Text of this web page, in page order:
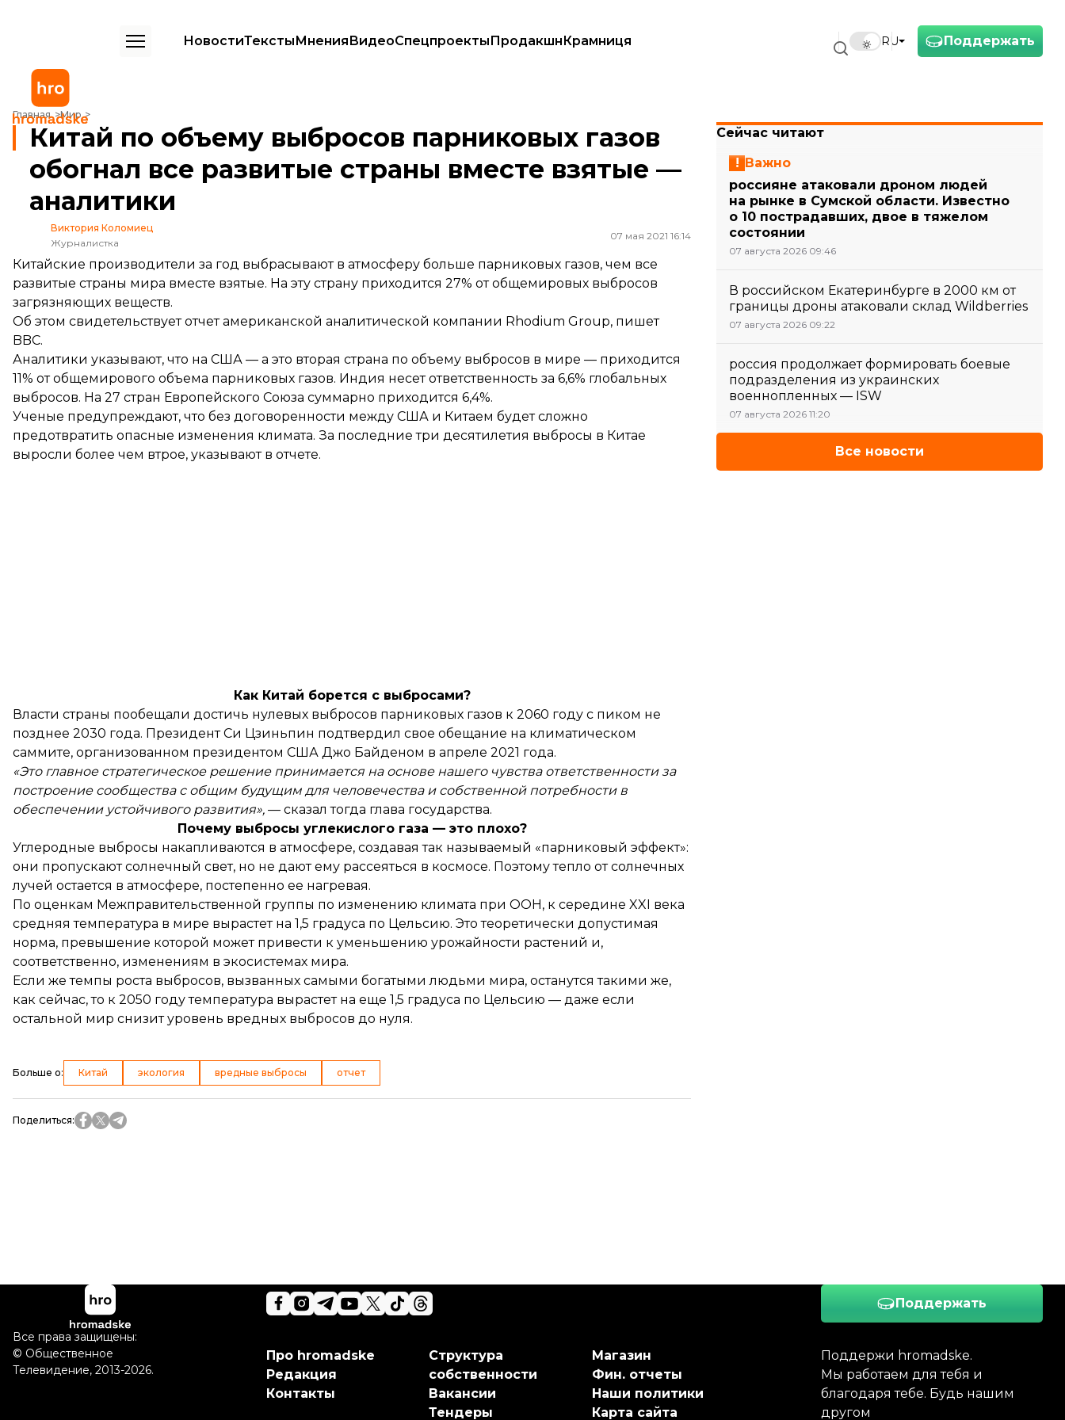
Поддержать
RU
НовостиТекстыМненияВидеоСпецпроектыПродакшнКрамниця
Главная Мир
Китай по объему выбросов парниковых газов обогнал все развитые страны вместе взятые — аналитики
Китай по объему выбросов парниковых газов
обогнал все развитые страны вместе взятые —
аналитики
Виктория Коломиец
Журналистка
07 мая 2021 16:14
Китайские производители за год выбрасывают в атмосферу больше парниковых газов, чем все
развитые страны мира вместе взятые. На эту страну приходится 27% от общемировых выбросов
загрязняющих веществ.
Об этом свидетельствует отчет американской аналитической компании Rhodium Group, пишет
BBC.
Аналитики указывают, что на США — а это вторая страна по объему выбросов в мире — приходится
11% от общемирового объема парниковых газов. Индия несет ответственность за 6,6% глобальных
выбросов. На 27 стран Европейского Союза суммарно приходится 6,4%.
Ученые предупреждают, что без договоренности между США и Китаем будет сложно
предотвратить опасные изменения климата. За последние три десятилетия выбросы в Китае
выросли более чем втрое, указывают в отчете.
Как Китай борется с выбросами?
Власти страны пообещали достичь нулевых выбросов парниковых газов к 2060 году с пиком не
позднее 2030 года. Президент Си Цзиньпин подтвердил свое обещание на климатическом
саммите, организованном президентом США Джо Байденом в апреле 2021 года.
«Это главное стратегическое решение принимается на основе нашего чувства ответственности за
построение сообщества с общим будущим для человечества и собственной потребности в
обеспечении устойчивого развития», — сказал тогда глава государства.
Почему выбросы углекислого газа — это плохо?
Углеродные выбросы накапливаются в атмосфере, создавая так называемый «парниковый эффект»:
они пропускают солнечный свет, но не дают ему рассеяться в космосе. Поэтому тепло от солнечных
лучей остается в атмосфере, постепенно ее нагревая.
По оценкам Межправительственной группы по изменению климата при ООН, к середине XXI века
средняя температура в мире вырастет на 1,5 градуса по Цельсию. Это теоретически допустимая
норма, превышение которой может привести к уменьшению урожайности растений и,
соответственно, изменениям в экосистемах мира.
Если же темпы роста выбросов, вызванных самыми богатыми людьми мира, останутся такими же,
как сейчас, то к 2050 году температура вырастет на еще 1,5 градуса по Цельсию — даже если
остальной мир снизит уровень вредных выбросов до нуля.
Больше о: Китай экология вредные выбросы отчет
Поделиться:
Сейчас читают
Важно
россияне атаковали дроном людей
на рынке в Сумской области. Известно
о 10 пострадавших, двое в тяжелом
состоянии
07 августа 2026 09:46
В российском Екатеринбурге в 2000 км от
границы дроны атаковали склад Wildberries
07 августа 2026 09:22
россия продолжает формировать боевые
подразделения из украинских
военнопленных — ISW
07 августа 2026 11:20
Все новости
Поддержать
Поддержи hromadske.
Мы работаем для тебя и
благодаря тебе. Будь нашим
другом
Про hromadske
Редакция
Контакты
Структура
собственности
Вакансии
Тендеры
Магазин
Фин. отчеты
Наши политики
Карта сайта
Все права защищены:
© Общественное
Телевидение, 2013-2026.